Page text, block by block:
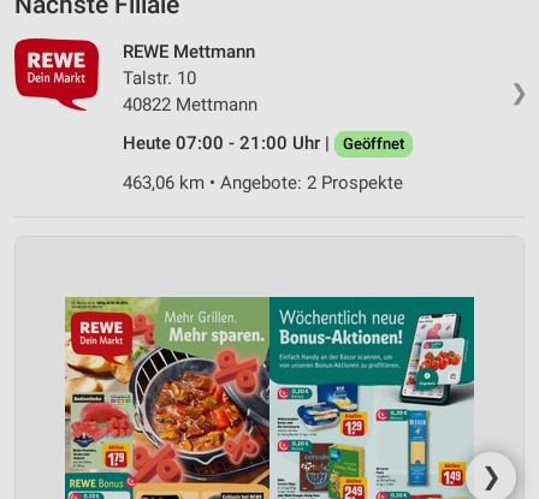
❯
REWE Mettmann
Talstr. 10
40822 Mettmann
Heute 07:00 - 21:00 Uhr |
Geöffnet
463,06 km • Angebote: 2 Prospekte
❯